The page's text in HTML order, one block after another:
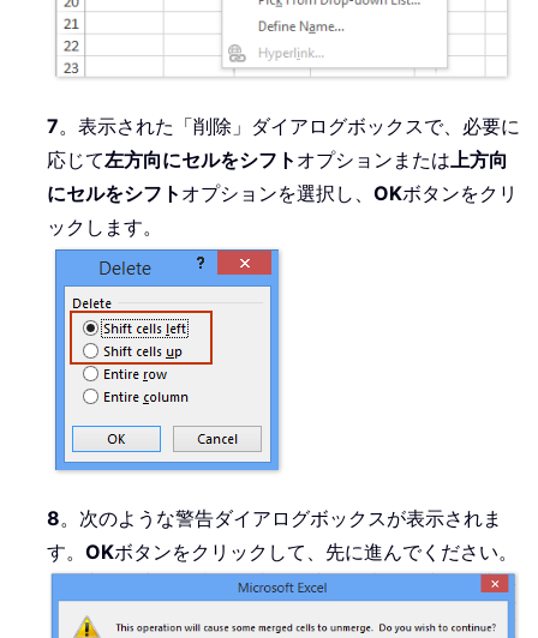
7。表示された「削除」ダイアログボックスで、必要に
応じて左方向にセルをシフト オプションまたは 上方向
にセルをシフト オプションを選択し、 OKボタンをクリ
ックします。
8。次のような警告ダイアログボックスが表示されま
す。 OKボタンをクリックして、先に進んでください。